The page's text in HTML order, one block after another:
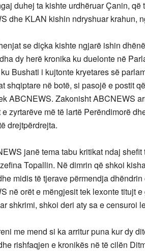
duhej ta kishte urdhëruar Çanin,
dhe KLAN kishin ndryshuar krahun,
se diçka kishte ngjarë ishin
dy herë kronika ku duelonte në
Bushati i kujtonte kryetares së
shqiptare në botë, si pasojë e postit
ABCNEWS. Zakonisht ABCNEWS
zyrtarëve më të lartë Perëndimorë
drejtpërdrejta.
janë tema tabu kritikat ndaj
Topallin. Në dimrin që shkoi
midis të tjerave përmendja
në orët e mëngjesit tek lexonte titujt
shkrimi, shkoi deri aty sa e censuroi
me mend si ka arritur puna kur dy
rishfaqjen e kronikës në të cilën